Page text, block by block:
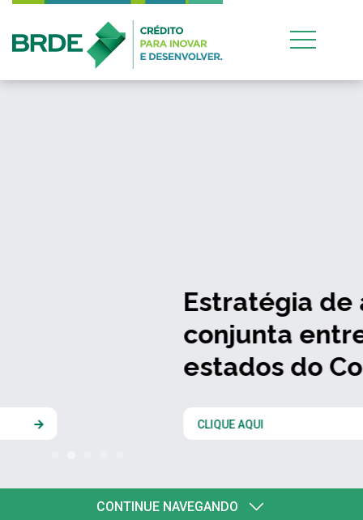
Estratégia de atuação
conjunta entre os quatro
estados do Codesul
CLIQUE AQUI
CONTINUE NAVEGANDO